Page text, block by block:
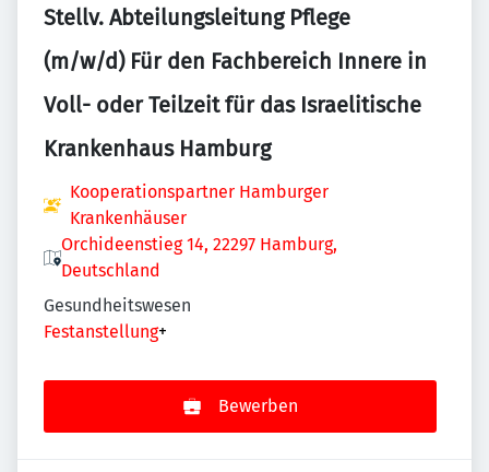
Stellv. Abteilungsleitung Pflege
(m/w/d) Für den Fachbereich Innere in
Voll- oder Teilzeit für das Israelitische
Krankenhaus Hamburg
Kooperationspartner Hamburger
Krankenhäuser
Orchideenstieg 14, 22297 Hamburg,
Deutschland
Gesundheitswesen
Festanstellung+
Bewerben